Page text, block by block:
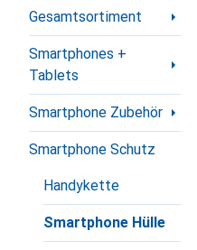
Navigation nach Kategorien
Gesamtsortiment
Smartphones +
Tablets
Smartphone Zubehör
Smartphone Schutz
Handykette
Smartphone Hülle